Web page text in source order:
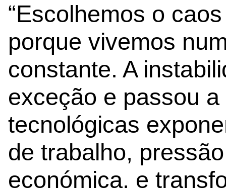
“Escolhemos o
porque vivemos
constante. A
exceção e passou
tecnológicas
de trabalho,
económica, e